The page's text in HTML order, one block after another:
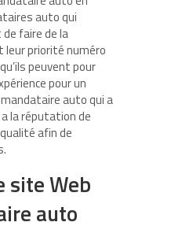
auto qui
faire de la
priorité numéro
peuvent pour
pour un
auto qui a
la réputation de
afin de
site Web
auto